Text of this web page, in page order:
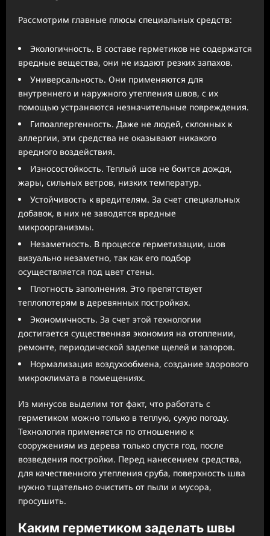
Рассмотрим главные плюсы специальных средств:
Экологичность. В составе герметиков не содержатся
вредные вещества, они не издают резких запахов.
Универсальность. Они применяются для
внутреннего и наружного утепления швов, с их
помощью устраняются незначительные повреждения.
Гипоаллергенность. Даже не людей, склонных к
аллергии, эти средства не оказывают никакого
вредного воздействия.
Износостойкость. Теплый шов не боится дождя,
жары, сильных ветров, низких температур.
Устойчивость к вредителям. За счет специальных
добавок, в них не заводятся вредные
микроорганизмы.
Незаметность. В процессе герметизации, шов
визуально незаметно, так как его подбор
осуществляется под цвет стены.
Плотность заполнения. Это препятствует
теплопотерям в деревянных постройках.
Экономичность. За счет этой технологии
достигается существенная экономия на отоплении,
ремонте, периодической заделке щелей и зазоров.
Нормализация воздухообмена, создание здорового
микроклимата в помещениях.
Из минусов выделим тот факт, что работать с
герметиком можно только в теплую, сухую погоду.
Технология применяется по отношению к
сооружениям из дерева только спустя год, после
возведения постройки. Перед нанесением средства,
для качественного утепления сруба, поверхность шва
нужно тщательно очистить от пыли и мусора,
просушить.
Каким герметиком заделать швы